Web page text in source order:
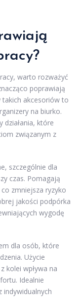
warto rozważyć
poprawiają
takich akcesoriów to
na biurko.
działania, które
związanym z
szczególnie dla
czas. Pomagają
zmniejsza ryzyko
jakości podpórka
wygodę
dla osób, które
Użycie
kolei wpływa na
Idealnie